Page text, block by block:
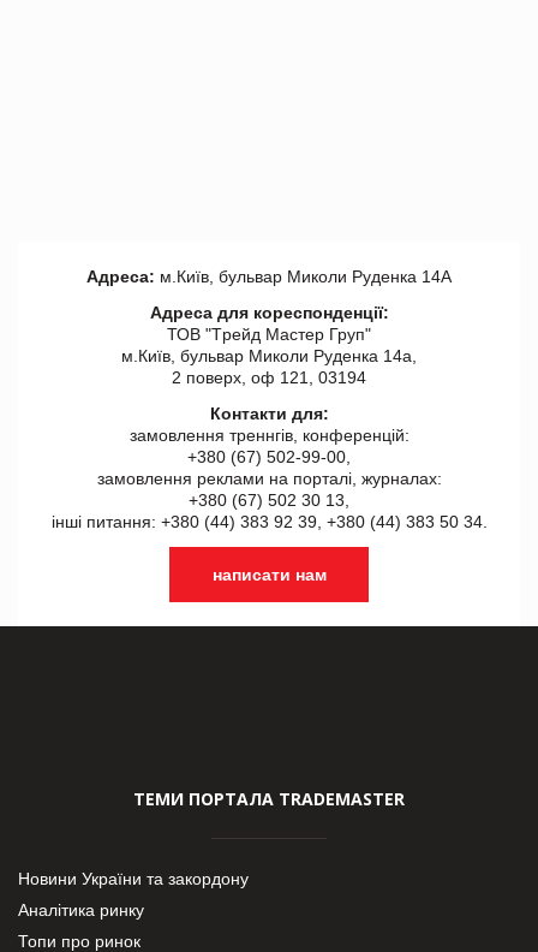
Адреса: м.Київ, бульвар Миколи Руденка 14А
Адреса для кореспонденції:
ТОВ "Tрейд Мастер Груп"
м.Київ, бульвар Миколи Руденка 14а,
2 поверх, оф 121, 03194
Контакти для:
замовлення треннгів, конференцій:
+380 (67) 502-99-00,
замовлення реклами на порталі, журналах:
+380 (67) 502 30 13,
інші питання: +380 (44) 383 92 39, +380 (44) 383 50 34.
написати нам
ТЕМИ ПОРТАЛА TRADEMASTER
Новини України та закордону
Аналітика ринку
Топи про ринок